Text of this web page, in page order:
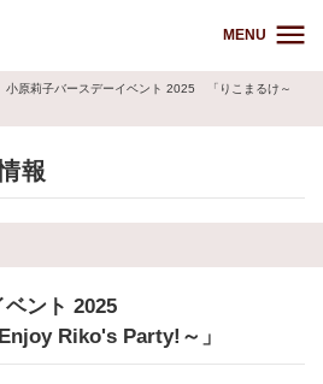
MENU
小原莉子バースデーイベント 2025 「りこまるけ～
報
ント 2025
Riko's Party!～」